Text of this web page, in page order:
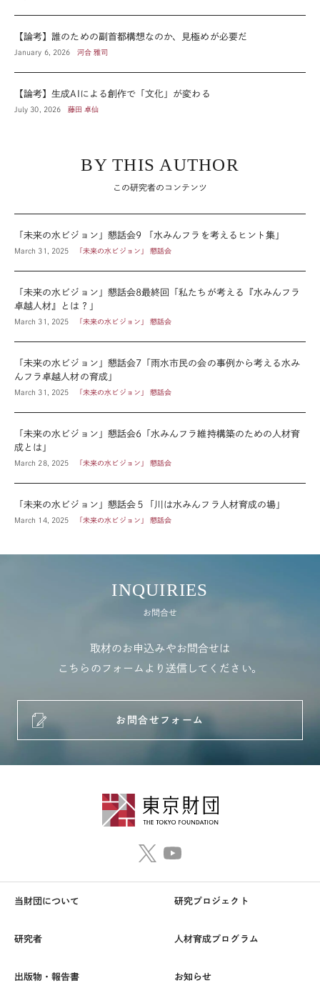
【論考】誰のための副首都構想なのか、見極めが必要だ
January 6, 2026 河合 雅司
【論考】生成AIによる創作で「文化」が変わる
July 30, 2026 藤田 卓仙
BY THIS AUTHOR
この研究者のコンテンツ
「未来の水ビジョン」懇話会9 「水みんフラを考えるヒント集」
March 31, 2025 「未来の水ビジョン」 懇話会
「未来の水ビジョン」懇話会8最終回「私たちが考える『水みんフラ
卓越人材』とは？」
March 31, 2025 「未来の水ビジョン」 懇話会
「未来の水ビジョン」懇話会7「雨水市民の会の事例から考える水み
んフラ卓越人材の育成」
March 31, 2025 「未来の水ビジョン」 懇話会
「未来の水ビジョン」懇話会6「水みんフラ維持構築のための人材育
成とは」
March 28, 2025 「未来の水ビジョン」 懇話会
「未来の水ビジョン」懇話会５「川は水みんフラ人材育成の場」
March 14, 2025 「未来の水ビジョン」 懇話会
INQUIRIES
お問合せ
取材のお申込みやお問合せは
こちらのフォームより送信してください。
お問合せフォーム
当財団について 研究プロジェクト
研究者 人材育成プログラム
出版物・報告書 お知らせ